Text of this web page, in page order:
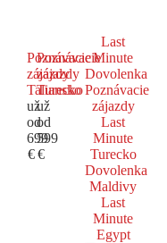
Poznávacie
zájazdy
Taliansko
už
od
699
€
Poznávacie
zájazdy
Turecko
už
od
599
€
Last
Minute
Dovolenka
Poznávacie
zájazdy
Last
Minute
Turecko
Dovolenka
Maldivy
Last
Minute
Egypt